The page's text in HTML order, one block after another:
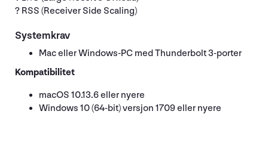
? RSS (Receiver Side Scaling)
Systemkrav
Mac eller Windows-PC med Thunderbolt 3-porter
Kompatibilitet
macOS 10.13.6 eller nyere
Windows 10 (64-bit) versjon 1709 eller nyere